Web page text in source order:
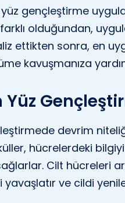
gençleştirme
farklı olduğundan,
ettikten sonra, en
kavuşmanıza
Yüz
devrim
hücrelerdeki
Cilt hücreleri
ve cildi